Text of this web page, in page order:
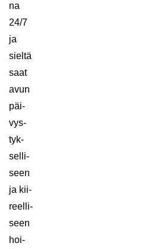
na
24/7
ja
siel­tä
saat
avun
päi­
vys­
tyk­
sel­li­
seen
ja kii­
reel­li­
seen
hoi­